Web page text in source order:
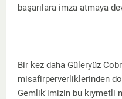
başarılara imza atmaya
Bir kez daha Güleryüz
misafirperverliklerinden
Gemlik'imizin bu kıymetli